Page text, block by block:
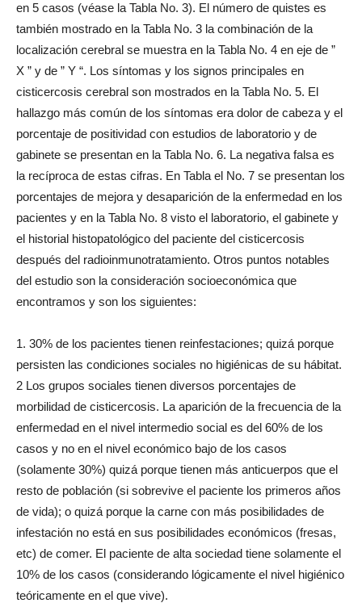
en 5 casos (véase la Tabla No. 3). El número de quistes es
también mostrado en la Tabla No. 3 la combinación de la
localización cerebral se muestra en la Tabla No. 4 en eje de ”
X ” y de ” Y “. Los síntomas y los signos principales en
cisticercosis cerebral son mostrados en la Tabla No. 5. El
hallazgo más común de los síntomas era dolor de cabeza y el
porcentaje de positividad con estudios de laboratorio y de
gabinete se presentan en la Tabla No. 6. La negativa falsa es
la recíproca de estas cifras. En Tabla el No. 7 se presentan los
porcentajes de mejora y desaparición de la enfermedad en los
pacientes y en la Tabla No. 8 visto el laboratorio, el gabinete y
el historial histopatológico del paciente del cisticercosis
después del radioinmunotratamiento. Otros puntos notables
del estudio son la consideración socioeconómica que
encontramos y son los siguientes:
1. 30% de los pacientes tienen reinfestaciones; quizá porque
persisten las condiciones sociales no higiénicas de su hábitat.
2 Los grupos sociales tienen diversos porcentajes de
morbilidad de cisticercosis. La aparición de la frecuencia de la
enfermedad en el nivel intermedio social es del 60% de los
casos y no en el nivel económico bajo de los casos
(solamente 30%) quizá porque tienen más anticuerpos que el
resto de población (si sobrevive el paciente los primeros años
de vida); o quizá porque la carne con más posibilidades de
infestación no está en sus posibilidades económicos (fresas,
etc) de comer. El paciente de alta sociedad tiene solamente el
10% de los casos (considerando lógicamente el nivel higiénico
teóricamente en el que vive).